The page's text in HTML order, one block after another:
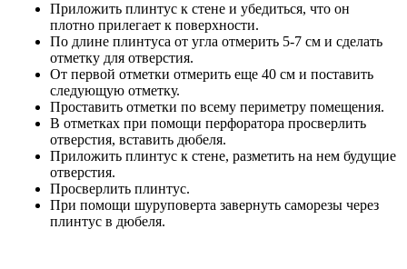
Приложить плинтус к стене и убедиться, что он
плотно прилегает к поверхности.
По длине плинтуса от угла отмерить 5-7 см и сделать
отметку для отверстия.
От первой отметки отмерить еще 40 см и поставить
следующую отметку.
Проставить отметки по всему периметру помещения.
В отметках при помощи перфоратора просверлить
отверстия, вставить дюбеля.
Приложить плинтус к стене, разметить на нем будущие
отверстия.
Просверлить плинтус.
При помощи шуруповерта завернуть саморезы через
плинтус в дюбеля.